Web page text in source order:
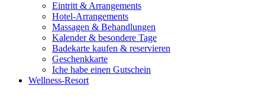
Eintritt & Arrangements
Hotel-Arrangements
Massagen & Behandlungen
Kalender & besondere Tage
Badekarte kaufen & reservieren
Geschenkkarte
Iche habe einen Gutschein
Wellness-Resort